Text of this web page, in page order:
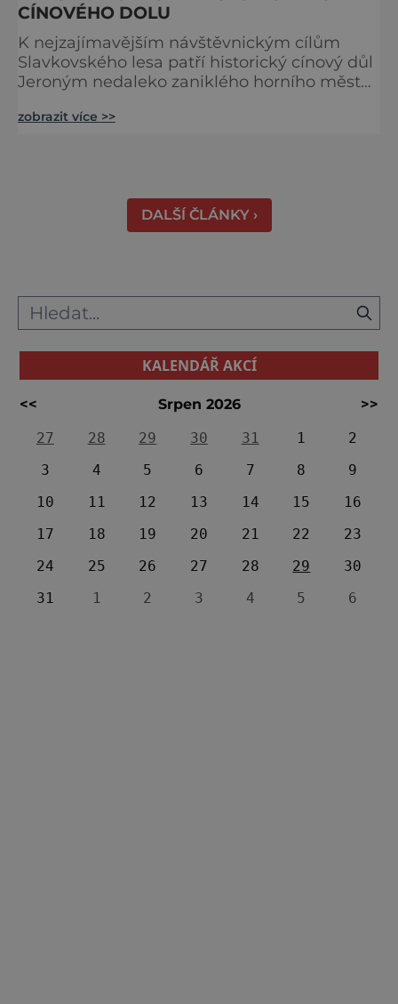
CÍNOVÉHO DOLU
K nejzajímavějším návštěvnickým cílům
Slavkovského lesa patří historický cínový důl
Jeroným nedaleko zaniklého horního města
středověku. Národní kulturní památka je
práci tehdejších horníků. [gallery
ids="91631,91630,91632,91633,91634,91635,9
zobrazit více >>
DALŠÍ ČLÁNKY ›
KALENDÁŘ AKCÍ
<< Srpen 2026
>>
27
28 29 30 31 1
2
3
4 5 6 7 8
9
10
11 12 13 14 15
16
17
18 19 20 21 22
23
24
25 26 27 28 29
30
31
1 2 3 4 5 6